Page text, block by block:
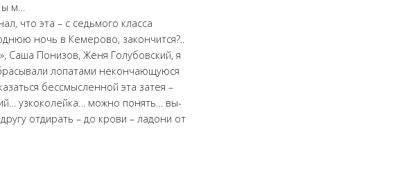
ы м…
что эта – с седьмого класса
ночь в Кемерово, закончится?..
Саша Понизов, Женя Голубовский, я
лопатами некончающуюся
бессмысленной эта затея –
узкоколейка… можно понять… вы-
отдирать – до крови – ладони от